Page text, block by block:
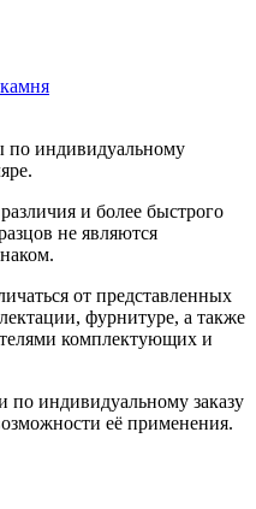
по индивидуальному
и более быстрого
не являются
от представленных
фурнитуре, а также
комплектующих и
индивидуальному заказу
её применения.